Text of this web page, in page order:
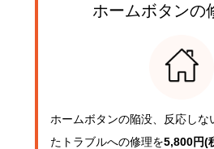
ホームボタンの
ホームボタンの陥没、反応しな
たトラブルへの修理を5,800円(